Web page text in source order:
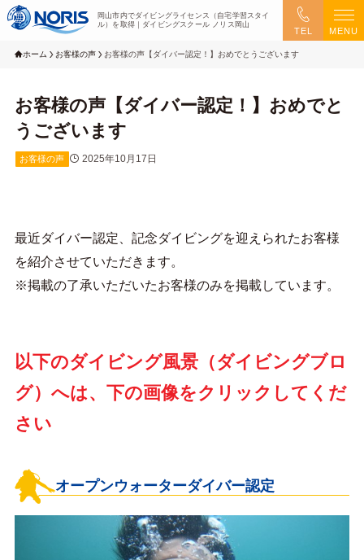
岡山市内でダイビングライセンス（自宅学習スタイ
ル）を取得｜ダイビングスクール ノリス岡山
TEL MENU
ホーム お客様の声 お客様の声【ダイバー認定！】おめでとうございます
お客様の声【ダイバー認定！】おめでと
うございます
お客様の声 2025年10月17日
最近ダイバー認定、記念ダイビングを迎えられたお客様
を紹介させていただきます。
※掲載の了承いただいたお客様のみを掲載しています。
以下のダイビング風景（ダイビングブロ
グ）へは、下の画像をクリックしてくだ
さい
オープンウォーターダイバー認定